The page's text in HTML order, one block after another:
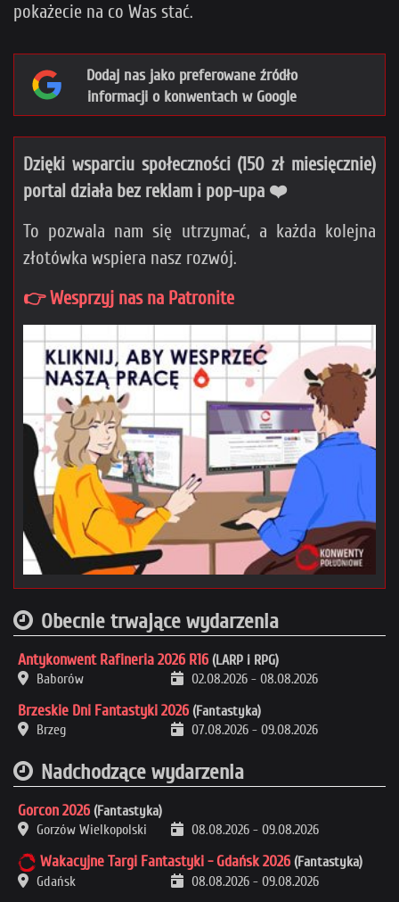
pokażecie na co Was stać.
Dodaj nas jako preferowane źródło
informacji o konwentach w Google
Dzięki wsparciu społeczności (150 zł miesięcznie)
portal działa bez reklam i pop-upa ❤️
To pozwala nam się utrzymać, a każda kolejna
złotówka wspiera nasz rozwój.
👉 Wesprzyj nas na Patronite
Obecnie trwające wydarzenia
Antykonwent Rafineria 2026 R16 (LARP i RPG)
Baborów
02.08.2026 - 08.08.2026
Brzeskie Dni Fantastyki 2026 (Fantastyka)
Brzeg
07.08.2026 - 09.08.2026
Nadchodzące wydarzenia
Gorcon 2026 (Fantastyka)
Gorzów Wielkopolski
08.08.2026 - 09.08.2026
Wakacyjne Targi Fantastyki - Gdańsk 2026 (Fantastyka)
Gdańsk
08.08.2026 - 09.08.2026